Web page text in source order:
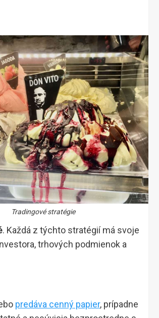
Tradingové stratégie
. Každá z týchto stratégií má svoje
trhových podmienok a
predáva cenný papier, prípadne